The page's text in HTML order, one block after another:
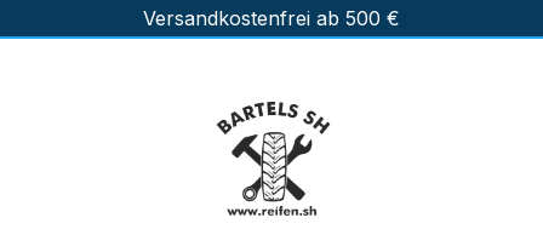
Zum Hauptinhalt springenVersandkostenfrei ab 500 €